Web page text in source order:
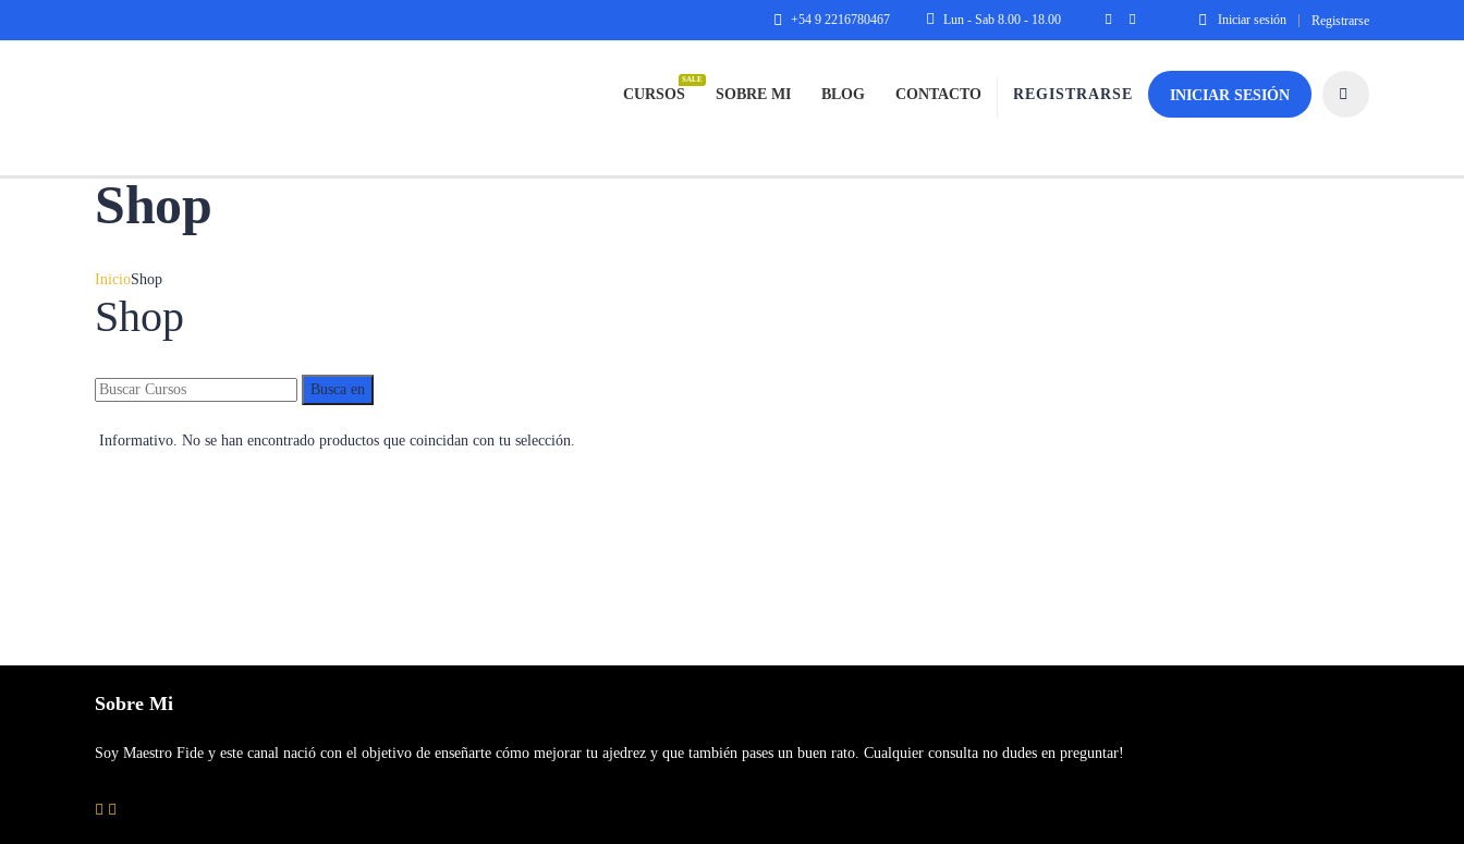
Iniciar sesión Registrarse
Lun - Sab 8.00 - 18.00
+54 9 2216780467
REGISTRARSE INICIAR SESIÓN
CURSOS
SALE
SOBRE MI BLOG CONTACTO
Shop
InicioShop
Shop
Informativo. No se han encontrado productos que coincidan con tu selección.
Sobre Mi
Soy Maestro Fide y este canal nació con el objetivo de enseñarte cómo mejorar tu ajedrez y que también pases un buen rato. Cualquier consulta no dudes en preguntar!